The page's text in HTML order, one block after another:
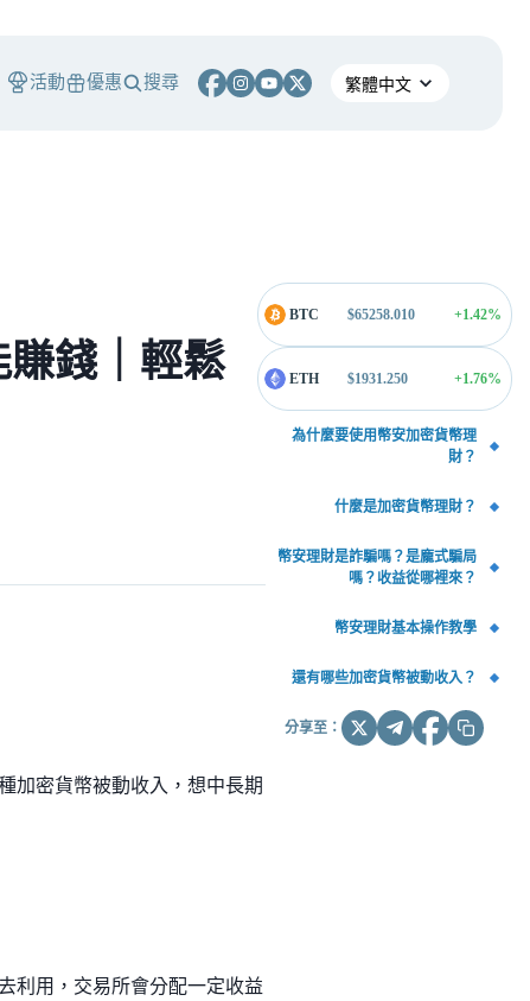
活動 優惠 搜尋
賺錢｜輕鬆
加密貨幣被動收入，想中長期
利用，交易所會分配一定收益
BTC $65258.010 +1.42%
ETH $1931.250 +1.76%
為什麼要使用幣安加密貨幣理
財？
什麼是加密貨幣理財？
幣安理財是詐騙嗎？是龐式騙局
嗎？收益從哪裡來？
幣安理財基本操作教學
還有哪些加密貨幣被動收入？
分享至：